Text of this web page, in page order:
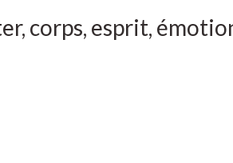
corps, esprit,